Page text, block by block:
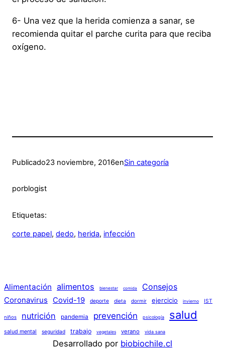
6- Una vez que la herida comienza a sanar, se
recomienda quitar el parche curita para que reciba
oxígeno.
Publicado23 noviembre, 2016enSin categoría
porblogist
Etiquetas:
corte papel, dedo, herida, infección
Alimentación alimentos bienestar comida Consejos
Coronavirus Covid-19 deporte dieta dormir ejercicio invierno IST
niños nutrición pandemia prevención psicología salud
salud mental seguridad trabajo vegetales verano vida sana
Desarrollado por biobiochile.cl